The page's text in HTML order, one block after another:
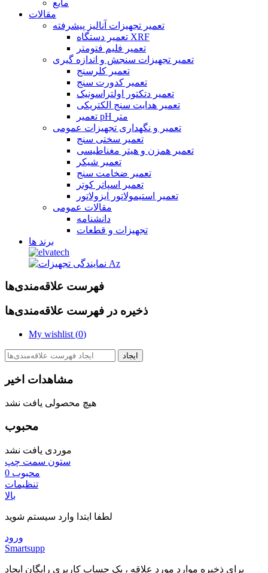
مایع
مقالات
تعمیر تجهیزات آنالیز پیشرفته
تعمیر دستگاه XRF
تعمیر فلیم فتومتر
تعمیر تجهیزات سنجش و اندازه گیری
تعمیر کلرسنج
تعمیر کدورت سنج
تعمیر دتکتور اولتراسونیک
تعمیر هدایت سنج الکتریکی
تعمیر pH متر
تعمیر و نگهداری تجهیزات عمومی
تعمیر سختی سنج
تعمیر همزن و هیتر مغناطیسی
تعمیر شیکر
تعمیر ضخامت سنج
تعمیر اسپاتر کوتر
تعمیر استیمولاتور ایزولاتور
مقالات عمومی
دانشنامه
تجهیزات و قطعات
برند ها
فهرست علاقه‌مندی‌ها
ذخیره در فهرست علاقه‌مندی‌ها
My wishlist (0)
ایجاد
مشاهدات اخیر
هیچ محصولی یافت نشد
محبوب
موردی یافت نشد
ستون سمت چپ
محبوب 0
تنظیمات
بالا
لطفا ابتدا وارد سیستم شوید
ورود
Smartsupp
برای ذخیره موارد مورد علاقه ، یک حساب کاربری رایگان ایجاد